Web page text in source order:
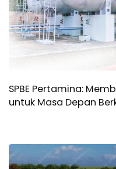
SPBE Pertamina:
untuk Masa Depan